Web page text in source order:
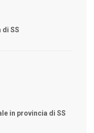
SS
in provincia di SS